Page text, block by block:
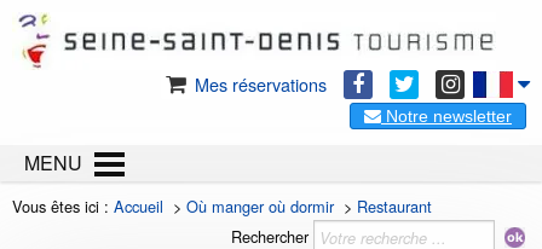
Mes réservations
Notre newsletter
MENU
Vous êtes ici : Accueil > Où manger où dormir> Restaurant
Rechercher